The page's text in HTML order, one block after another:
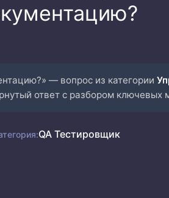
— вопрос из категории
ответ с разбором ключевых
QA Тестировщик